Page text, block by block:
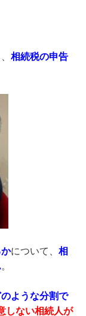
相続税の申告
について、 相
。
ような分割で
しない相続人が